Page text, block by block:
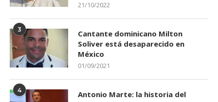
21/10/2022
3
Cantante dominicano Milton
Soliver está desaparecido en
México
01/09/2021
4
Antonio Marte: la historia del